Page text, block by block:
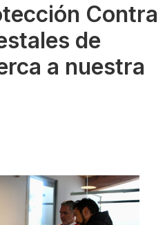
Contra
de
a nuestra